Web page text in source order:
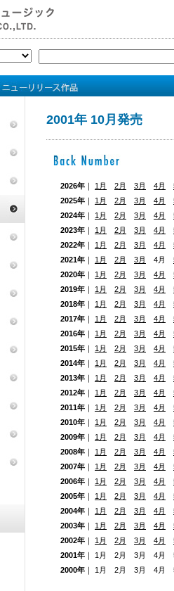
2001年 10月発売
2026年 ｜ 1月 2月 3月 4月
2025年 ｜ 1月 2月 3月 4月
2024年 ｜ 1月 2月 3月 4月
2023年 ｜ 1月 2月 3月 4月
2022年 ｜ 1月 2月 3月 4月
2021年 ｜ 1月 2月 3月 4月
2020年 ｜ 1月 2月 3月 4月
2019年 ｜ 1月 2月 3月 4月
2018年 ｜ 1月 2月 3月 4月
2017年 ｜ 1月 2月 3月 4月
2016年 ｜ 1月 2月 3月 4月
2015年 ｜ 1月 2月 3月 4月
2014年 ｜ 1月 2月 3月 4月
2013年 ｜ 1月 2月 3月 4月
2012年 ｜ 1月 2月 3月 4月
2011年 ｜ 1月 2月 3月 4月
2010年 ｜ 1月 2月 3月 4月
2009年 ｜ 1月 2月 3月 4月
2008年 ｜ 1月 2月 3月 4月
2007年 ｜ 1月 2月 3月 4月
2006年 ｜ 1月 2月 3月 4月
2005年 ｜ 1月 2月 3月 4月
2004年 ｜ 1月 2月 3月 4月
2003年 ｜ 1月 2月 3月 4月
2002年 ｜ 1月 2月 3月 4月
2001年 ｜ 1月 2月 3月 4
2000年 ｜ 1月 2月 3月 4